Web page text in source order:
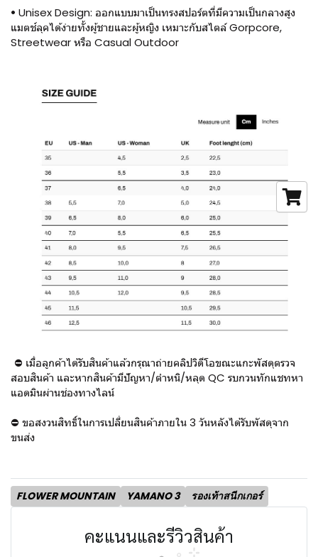
• Unisex Design: ออกแบบมาเป็นทรงสปอร์ตที่มีความเป็นกลางสูง
แมตช์ลุคได้ง่ายทั้งผู้ชายและผู้หญิง เหมาะกับสไตล์ Gorpcore,
Streetwear หรือ Casual Outdoor
⛔ เมื่อลูกค้าได้รับสินค้าแล้วกรุณาถ่ายคลิปวิดีโอขณะแกะพัสดุตรวจ
สอบสินค้า และหากสินค้ามีปัญหา/ตำหนิ/หลุด QC รบกวนทักแชทหา
แอดมินผ่านช่องทางไลน์
⛔ ขอสงวนสิทธิ์ในการเปลี่ยนสินค้าภายใน 3 วันหลังได้รับพัสดุจาก
ขนส่ง
FLOWER MOUNTAIN YAMANO 3 รองเท้าสนีกเกอร์
คะแนนและรีวิวสินค้า